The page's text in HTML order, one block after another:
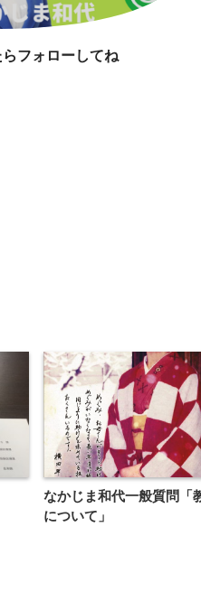
フォローしてね
なかじま和代一般質問「
について」